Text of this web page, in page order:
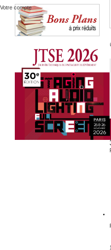
Votre compte